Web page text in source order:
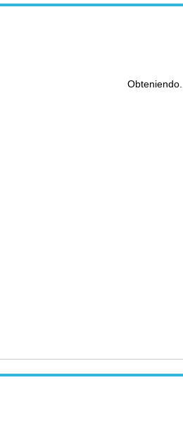
Obteniendo...